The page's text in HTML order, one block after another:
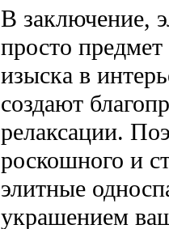
В заключение,
просто
изыска в
создают
релаксации.
роскошного и
элитные
украшением